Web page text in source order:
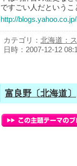
ですごい人だという
http://
カテゴリ： 北海道：
日時：2007-12-12
富良野〔北海道〕